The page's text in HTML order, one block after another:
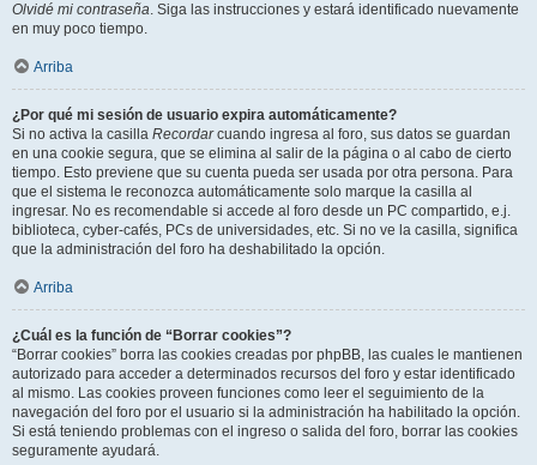
Olvidé mi contraseña. Siga las instrucciones y estará identificado nuevamente
en muy poco tiempo.
Arriba
¿Por qué mi sesión de usuario expira automáticamente?
Si no activa la casilla Recordarcuando ingresa al foro, sus datos se guardan
en una cookie segura, que se elimina al salir de la página o al cabo de cierto
tiempo. Esto previene que su cuenta pueda ser usada por otra persona. Para
que el sistema le reconozca automáticamente solo marque la casilla al
ingresar. No es recomendable si accede al foro desde un PC compartido, e.j.
biblioteca, cyber-cafés, PCs de universidades, etc. Si no ve la casilla, significa
que la administración del foro ha deshabilitado la opción.
Arriba
¿Cuál es la función de “Borrar cookies”?
“Borrar cookies” borra las cookies creadas por phpBB, las cuales le mantienen
autorizado para acceder a determinados recursos del foro y estar identificado
al mismo. Las cookies proveen funciones como leer el seguimiento de la
navegación del foro por el usuario si la administración ha habilitado la opción.
Si está teniendo problemas con el ingreso o salida del foro, borrar las cookies
seguramente ayudará.